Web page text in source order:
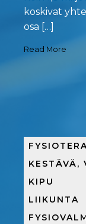
koskivat
osa […]
Read More
KESTÄVÄ,
KIPU
LIIKUNTA